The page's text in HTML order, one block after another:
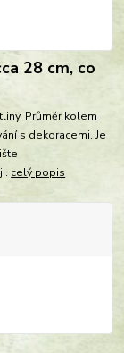
28 cm, co
Průměr kolem
s dekoracemi. Je
celý popis